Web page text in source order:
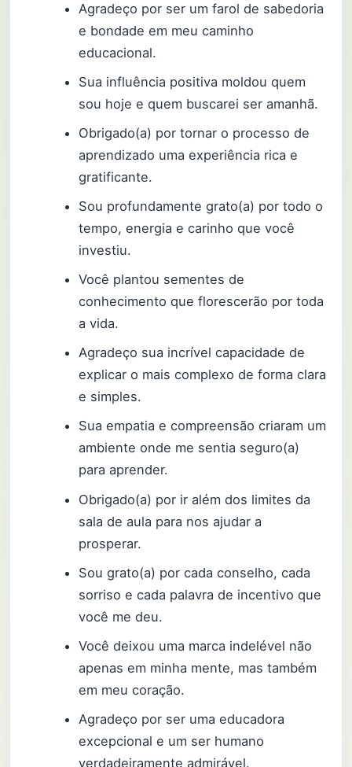
Agradeço por ser um farol de sabedoria
e bondade em meu caminho
educacional.
Sua influência positiva moldou quem
sou hoje e quem buscarei ser amanhã.
Obrigado(a) por tornar o processo de
aprendizado uma experiência rica e
gratificante.
Sou profundamente grato(a) por todo o
tempo, energia e carinho que você
investiu.
Você plantou sementes de
conhecimento que florescerão por toda
a vida.
Agradeço sua incrível capacidade de
explicar o mais complexo de forma clara
e simples.
Sua empatia e compreensão criaram um
ambiente onde me sentia seguro(a)
para aprender.
Obrigado(a) por ir além dos limites da
sala de aula para nos ajudar a
prosperar.
Sou grato(a) por cada conselho, cada
sorriso e cada palavra de incentivo que
você me deu.
Você deixou uma marca indelével não
apenas em minha mente, mas também
em meu coração.
Agradeço por ser uma educadora
excepcional e um ser humano
verdadeiramente admirável.